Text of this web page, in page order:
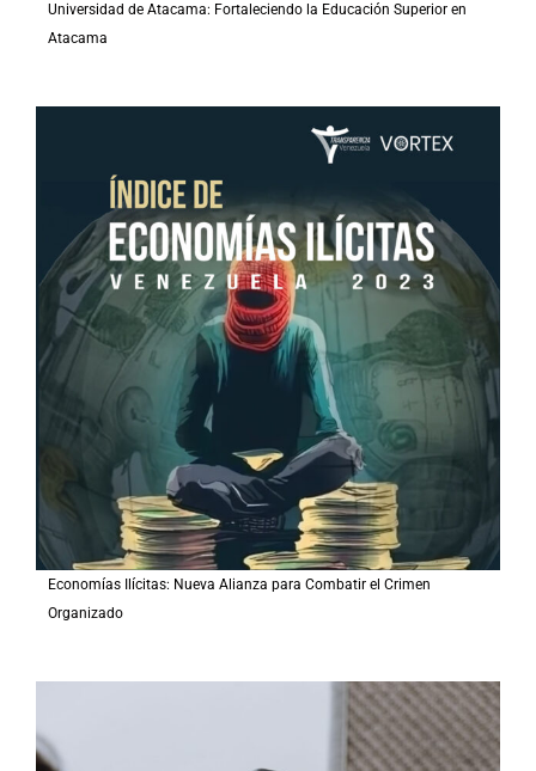
Universidad de Atacama: Fortaleciendo la Educación Superior en
Atacama
Economías Ilícitas: Nueva Alianza para Combatir el Crimen
Organizado